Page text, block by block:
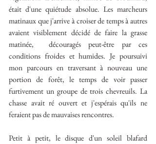
était d'une quiétude absolue. Les marcheurs
matinaux que j'arrive à croiser de temps à autres
avaient visiblement décidé de faire la grasse
matinée,  découragés peut-être par ces
conditions froides et humides. Je poursuivi
mon parcours en traversant à nouveau une
portion de forêt, le temps de voir passer
furtivement un groupe de trois chevreuils. La
chasse avait ré ouvert et j'espérais qu'ils ne
feraient pas de mauvaises rencontres.
Petit à petit, le disque d'un soleil blafard